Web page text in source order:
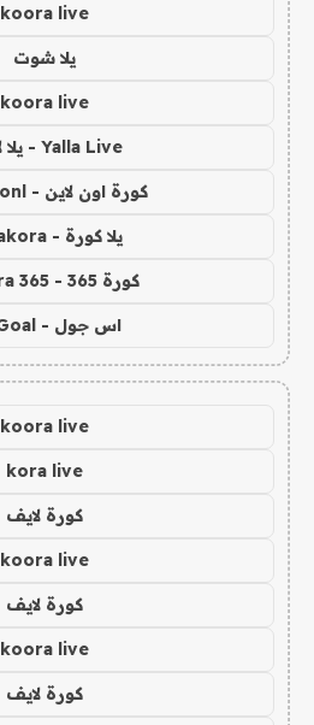
koora live
يلا شوت
koora live
Yalla Live - يلا لايف
كورة اون لاين - koora onl
يلا كورة - yallakora
كورة 365 - kooora 365
اس جول - AS Goal
koora live
kora live
كورة لايف
koora live
كورة لايف
koora live
كورة لايف